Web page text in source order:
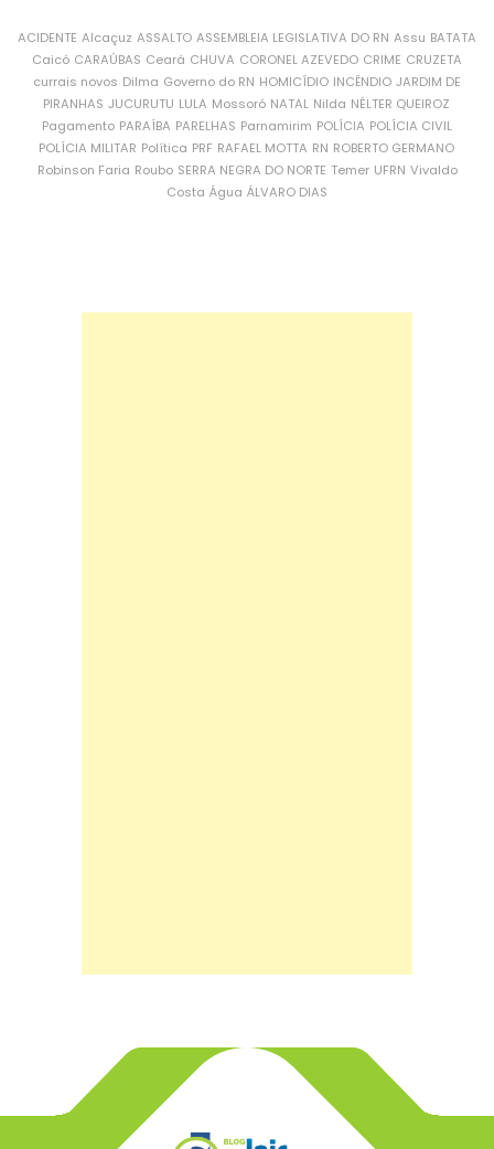
ACIDENTE Alcaçuz ASSALTO ASSEMBLEIA LEGISLATIVA DO RN Assu BATATA
Caicó CARAÚBAS Ceará CHUVA CORONEL AZEVEDO CRIME CRUZETA
currais novos Dilma Governo do RN HOMICÍDIO INCÊNDIO JARDIM DE
PIRANHAS JUCURUTU LULA Mossoró NATAL Nilda NÉLTER QUEIROZ
Pagamento PARAÍBA PARELHAS Parnamirim POLÍCIA POLÍCIA CIVIL
POLÍCIA MILITAR Política PRF RAFAEL MOTTA RN ROBERTO GERMANO
Robinson Faria Roubo SERRA NEGRA DO NORTE Temer UFRN Vivaldo
Costa Água ÁLVARO DIAS